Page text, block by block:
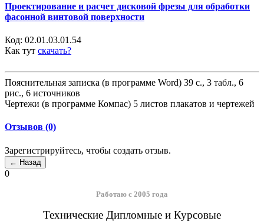
Проектирование и расчет дисковой фрезы для обработки
фасонной винтовой поверхности
Код: 02.01.03.01.54
Как тут скачать?
Пояснительная записка (в программе Word) 39 с., 3 табл., 6
рис., 6 источников
Чертежи (в программе Компас) 5 листов плакатов и чертежей
Отзывов (0)
Зарегистрируйтесь, чтобы создать отзыв.
0
Работаю с 2005 года
Технические Дипломные и Курсовые